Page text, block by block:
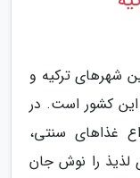
شهرهای ترکیه و
کشور است. در
غذاهای سنتی،
لذیذ را نوش جان